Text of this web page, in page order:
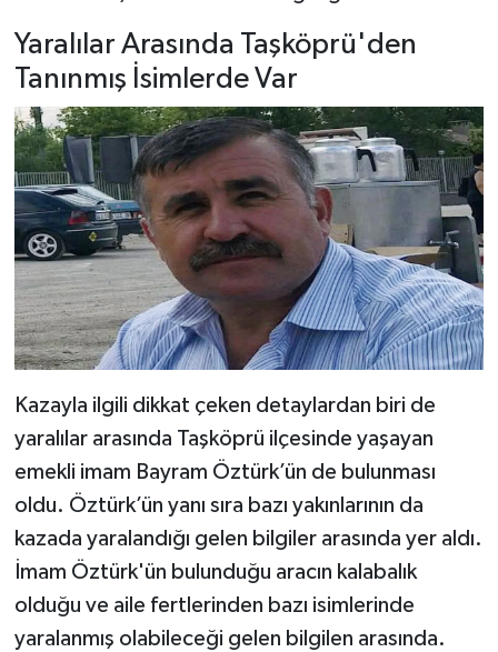
Yaralılar Arasında Taşköprü'den
Tanınmış İsimlerde Var
Kazayla ilgili dikkat çeken detaylardan biri de
yaralılar arasında Taşköprü ilçesinde yaşayan
emekli imam Bayram Öztürk’ün de bulunması
oldu. Öztürk’ün yanı sıra bazı yakınlarının da
kazada yaralandığı gelen bilgiler arasında yer aldı.
İmam Öztürk'ün bulunduğu aracın kalabalık
olduğu ve aile fertlerinden bazı isimlerinde
yaralanmış olabileceği gelen bilgilen arasında.